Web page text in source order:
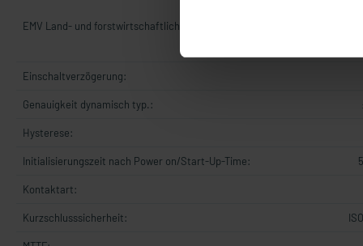
EMV Land- und forstwirtschaftliche Maschinen (Norm):
Cranking
Einschaltverzögerung:
Genauigkeit dynamisch typ.:
Hysterese:
Initialisierungszeit nach Power on/Start-Up-Time:
Kontaktart:
Kurzschlusssicherheit: